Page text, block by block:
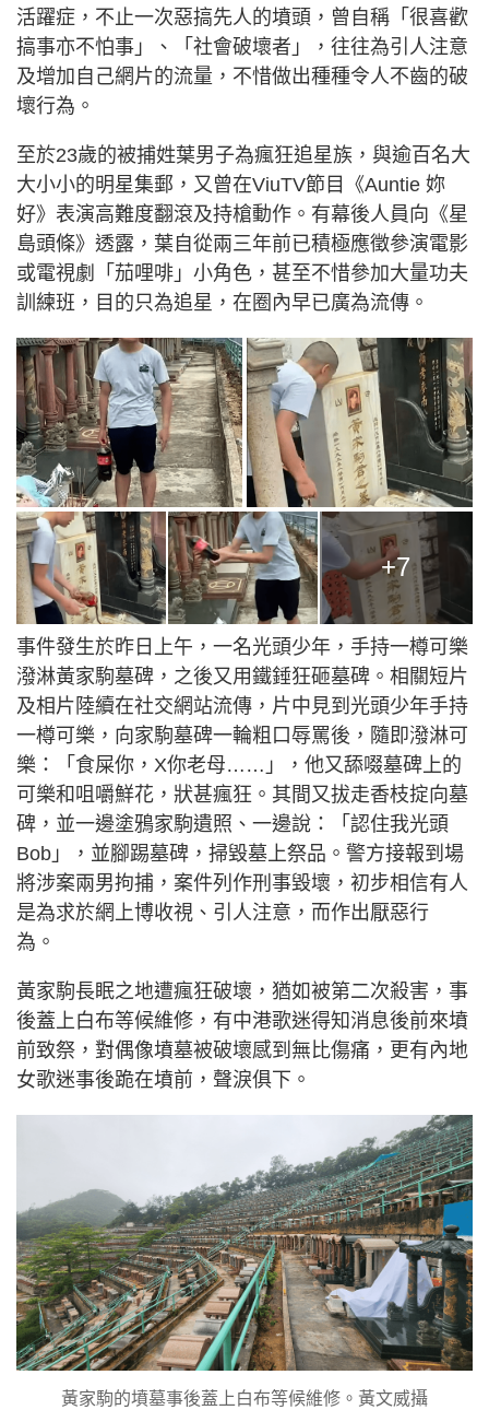
活躍症，不止一次惡搞先人的墳頭，曾自稱「很喜歡
搞事亦不怕事」、「社會破壞者」，往往為引人注意
及增加自己網片的流量，不惜做出種種令人不齒的破
壞行為。
至於23歲的被捕姓葉男子為瘋狂追星族，與逾百名大
大小小的明星集郵，又曾在ViuTV節目《Auntie 妳
好》表演高難度翻滾及持槍動作。有幕後人員向《星
島頭條》透露，葉自從兩三年前已積極應徵參演電影
或電視劇「茄哩啡」小角色，甚至不惜參加大量功夫
訓練班，目的只為追星，在圈內早已廣為流傳。
+7
事件發生於昨日上午，一名光頭少年，手持一樽可樂
潑淋黃家駒墓碑，之後又用鐵錘狂砸墓碑。相關短片
及相片陸續在社交網站流傳，片中見到光頭少年手持
一樽可樂，向家駒墓碑一輪粗口辱罵後，隨即潑淋可
樂：「食屎你，X你老母……」，他又舔啜墓碑上的
可樂和咀嚼鮮花，狀甚瘋狂。其間又拔走香枝掟向墓
碑，並一邊塗鴉家駒遺照、一邊說：「認住我光頭
Bob」，並腳踢墓碑，掃毀墓上祭品。警方接報到場
將涉案兩男拘捕，案件列作刑事毀壞，初步相信有人
是為求於網上博收視、引人注意，而作出厭惡行
為。
黃家駒長眠之地遭瘋狂破壞，猶如被第二次殺害，事
後蓋上白布等候維修，有中港歌迷得知消息後前來墳
前致祭，對偶像墳墓被破壞感到無比傷痛，更有內地
女歌迷事後跪在墳前，聲淚俱下。
黃家駒的墳墓事後蓋上白布等候維修。黃文威攝